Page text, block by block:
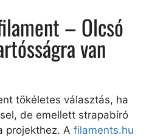
– Olcsó
van
tökéletes választás, ha
de emellett strapabíró
projekthez. A filaments.hu